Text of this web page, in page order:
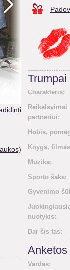
Trumpai
Charakteris:
Reikalavimai
partneriui:
Hobis,
Knyga,
Muzika:
Sporto šaka:
Gyvenimo
nuotykis:
Dar šis tas:
Anketos
Vardas: